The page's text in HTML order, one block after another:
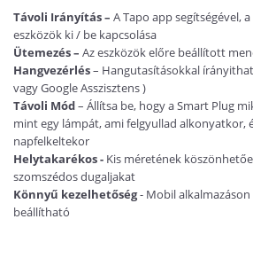
Távoli Irányítás – A Tapo app segítségével,
eszközök ki / be kapcsolása
Ütemezés – Az eszközök előre beállított
Hangvezérlés– Hangutasításokkal
vagy Google Asszisztens )
Távoli Mód– Állítsa be, hogy a Smart Plug
mint egy lámpát, ami felgyullad alkonyatkor,
napfelkeltekor
Helytakarékos- Kis méretének
szomszédos dugaljakat
Könnyű kezelhetőség- Mobil
beállítható